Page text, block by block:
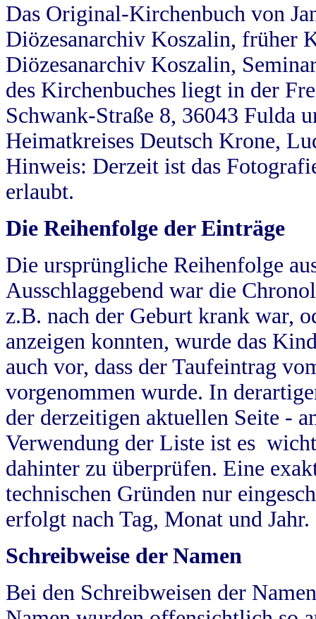
Das Original-Kirchenbuch von
Diözesanarchiv Koszalin, früher
Diözesanarchiv Koszalin,
des Kirchenbuches liegt in der
Schwank-Straße 8, 36043 Fulda
Heimatkreises Deutsch Krone,
Hinweis: Derzeit ist das
erlaubt.
Die Reihenfolge der Einträge
Die ursprüngliche Reihenfolge
Ausschlaggebend war die
z.B. nach der Geburt krank war,
anzeigen konnten, wurde das
auch vor, dass der Taufeintrag
vorgenommen wurde. In
der derzeitigen aktuellen Seite -
Verwendung der Liste ist es
dahinter zu überprüfen. Eine
technischen Gründen nur
erfolgt nach Tag, Monat und Jahr.
Schreibweise der Namen
Bei den Schreibweisen der